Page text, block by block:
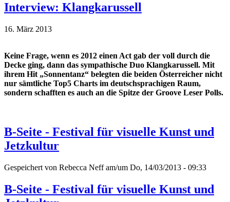
Interview: Klangkarussell
16. März 2013
Keine Frage, wenn es 2012 einen Act gab der voll durch die
Decke ging, dann das sympathische Duo Klangkarussell. Mit
ihrem Hit „Sonnentanz“ belegten die beiden Österreicher nicht
nur sämtliche Top5 Charts im deutschsprachigen Raum,
sondern schafften es auch an die Spitze der Groove Leser Polls.
B-Seite - Festival für visuelle Kunst und
Jetzkultur
Gespeichert von Rebecca Neffam/um Do, 14/03/2013 - 09:33
B-Seite - Festival für visuelle Kunst und